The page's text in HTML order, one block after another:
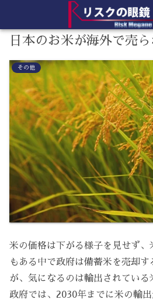
日本のお米が海外で売
その他
米の価格は下がる様子を見せず
もある中で政府は備蓄米を売却
が、気になるのは輸出されている
政府では、2030年までに米の輸